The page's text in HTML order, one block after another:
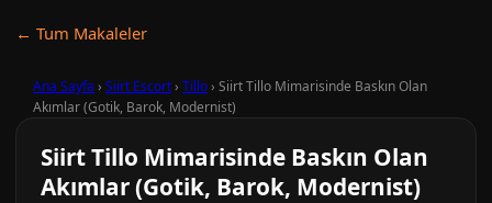
← Tum Makaleler
Ana Sayfa › Siirt Escort› Tillo› Siirt Tillo Mimarisinde Baskın Olan
Akımlar (Gotik, Barok, Modernist)
Siirt Tillo Mimarisinde Baskın Olan
Akımlar (Gotik, Barok, Modernist)